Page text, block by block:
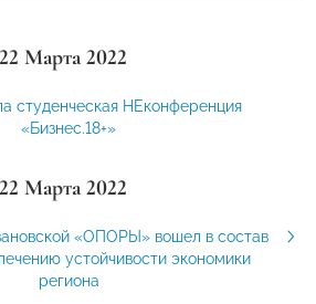
22 Марта 2022
студенческая НЕконференция
«Бизнес.18+»
22 Марта 2022
«ОПОРЫ» вошел в состав
устойчивости экономики
региона